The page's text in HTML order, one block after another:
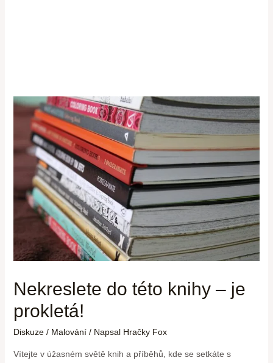
Nekreslete do této knihy – je
prokletá!
Diskuze / Malování/ Napsal Hračky Fox
Vítejte v úžasném světě knih a příběhů, kde se setkáte s